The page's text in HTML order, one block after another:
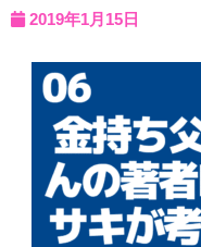
2019年1月15日